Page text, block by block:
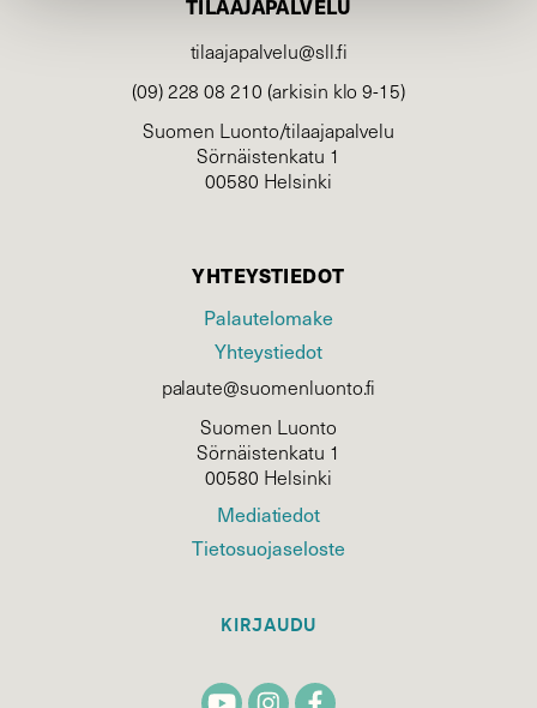
TILAAJAPALVELU
tilaajapalvelu@sll.fi
(09) 228 08 210 (arkisin klo 9-15)
Suomen Luonto/tilaajapalvelu
Sörnäistenkatu 1
00580 Helsinki
YHTEYSTIEDOT
Palautelomake
Yhteystiedot
palaute@suomenluonto.fi
Suomen Luonto
Sörnäistenkatu 1
00580 Helsinki
Mediatiedot
Tietosuojaseloste
KIRJAUDU